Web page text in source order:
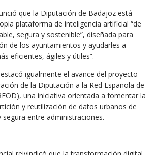
que la Diputación de Badajoz está
plataforma de inteligencia artificial “de
segura y sostenible”, diseñada para
de los ayuntamientos y ayudarles a
eficientes, ágiles y útiles”.
igualmente el avance del proyecto
de la Diputación a la Red Española de
una iniciativa orientada a fomentar la
y reutilización de datos urbanos de
entre administraciones.